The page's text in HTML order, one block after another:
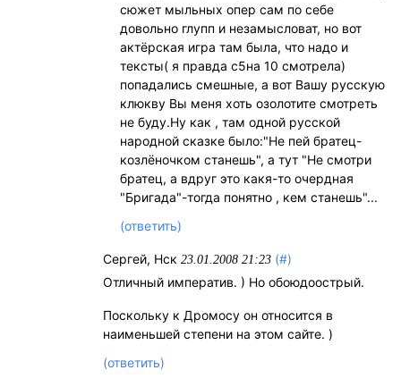
сюжет мыльных опер сам по себе
довольно глупп и незамысловат, но вот
актёрская игра там была, что надо и
тексты( я правда с5на 10 смотрела)
попадались смешные, а вот Вашу русскую
клюкву Вы меня хоть озолотите смотреть
не буду.Ну как , там одной русской
народной сказке было:"Не пей братец-
козлёночком станешь", а тут "Не смотри
братец, а вдруг это какя-то очердная
"Бригада"-тогда понятно , кем станешь"...
(ответить)
Сергей, Нск23.01.2008 21:23 (#)
Отличный императив. ) Но обоюдоострый.
Поскольку к Дромосу он относится в
наименьшей степени на этом сайте. )
(ответить)